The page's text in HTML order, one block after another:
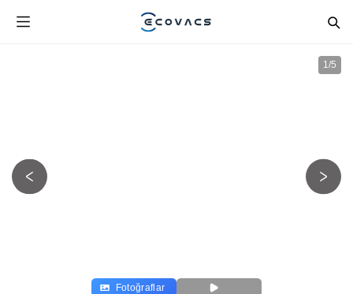
1/5
Fotoğraflar